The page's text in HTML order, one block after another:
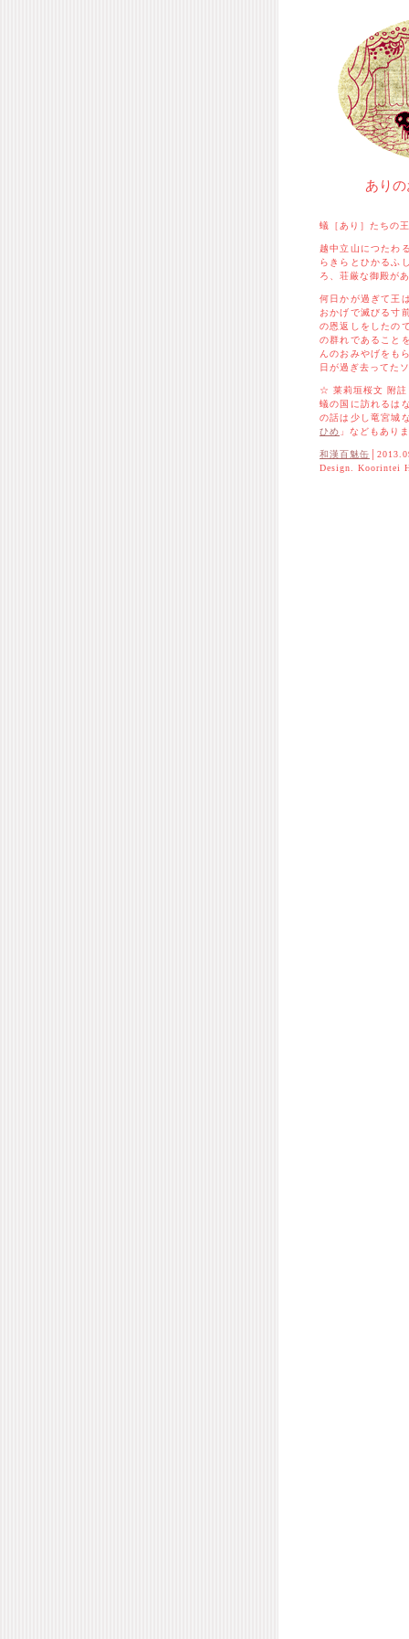
あり
蟻［あり］たちの
越中立山につたわ
らきらとひかるふ
ろ、荘厳な御殿が
何日かが過ぎて王
おかげで滅びる寸
の恩返しをしたの
の群れであること
んのおみやげをも
日が過ぎ去ってた
☆ 莱莉垣桜文 附註
蟻の国に訪れるは
の話は少し竜宮城
ひめ 」などもあり
和漢百魅缶
Design. Koorintei